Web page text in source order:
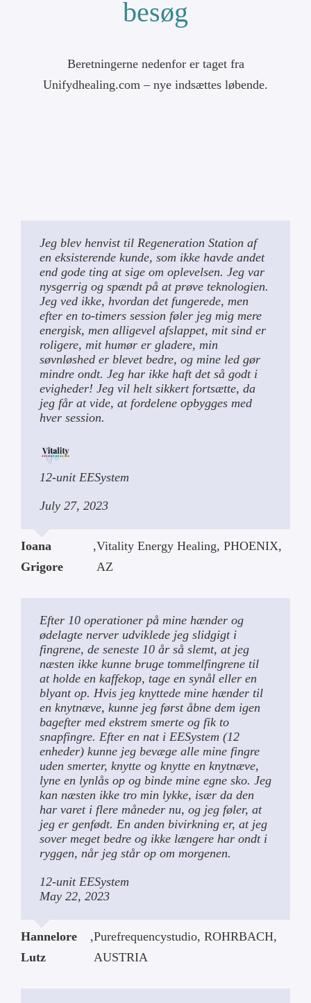
Cart
besøg
Beretningerne nedenfor er taget fra
Unifydhealing.com – nye indsættes løbende.
Jeg blev henvist til Regeneration Station af
en eksisterende kunde, som ikke havde andet
end gode ting at sige om oplevelsen. Jeg var
nysgerrig og spændt på at prøve teknologien.
Jeg ved ikke, hvordan det fungerede, men
efter en to-timers session føler jeg mig mere
energisk, men alligevel afslappet, mit sind er
roligere, mit humør er gladere, min
søvnløshed er blevet bedre, og mine led gør
mindre ondt. Jeg har ikke haft det så godt i
evigheder! Jeg vil helt sikkert fortsætte, da
jeg får at vide, at fordelene opbygges med
hver session.
12-unit EESystem
July 27, 2023
Ioana
Grigore
,Vitality Energy Healing, PHOENIX,
AZ
Efter 10 operationer på mine hænder og
ødelagte nerver udviklede jeg slidgigt i
fingrene, de seneste 10 år så slemt, at jeg
næsten ikke kunne bruge tommelfingrene til
at holde en kaffekop, tage en synål eller en
blyant op. Hvis jeg knyttede mine hænder til
en knytnæve, kunne jeg først åbne dem igen
bagefter med ekstrem smerte og fik to
snapfingre. Efter en nat i EESystem (12
enheder) kunne jeg bevæge alle mine fingre
uden smerter, knytte og knytte en knytnæve,
lyne en lynlås op og binde mine egne sko. Jeg
kan næsten ikke tro min lykke, især da den
har varet i flere måneder nu, og jeg føler, at
jeg er genfødt. En anden bivirkning er, at jeg
sover meget bedre og ikke længere har ondt i
ryggen, når jeg står op om morgenen.
12-unit EESystem
May 22, 2023
Hannelore
Lutz
,Purefrequencystudio, ROHRBACH,
AUSTRIA